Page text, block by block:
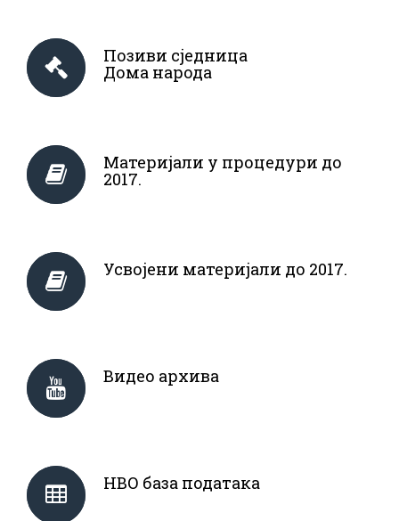
Позиви сједница
Дома народа
Материјали у процедури до
2017.
Усвојени материјали до 2017.
Видео архива
НВО база података